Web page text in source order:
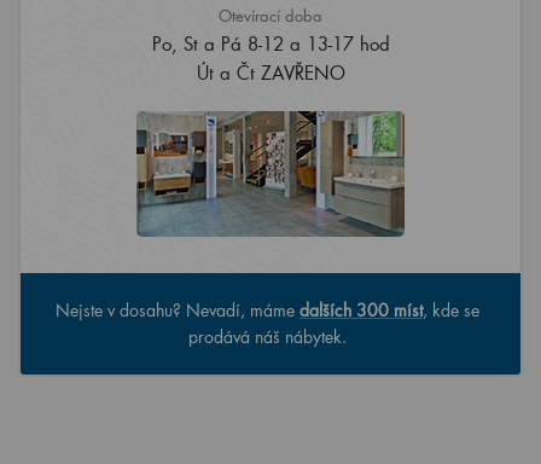
Otevírací doba
Po, St a Pá 8-12 a 13-17 hod
Út a Čt ZAVŘENO
Nejste v dosahu? Nevadí, máme dalších 300 míst, kde se
prodává náš nábytek.